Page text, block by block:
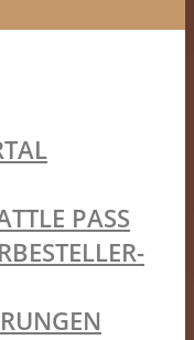
PASS